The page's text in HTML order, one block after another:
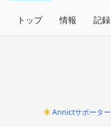
トップ 情報 記録
Annictサポーター